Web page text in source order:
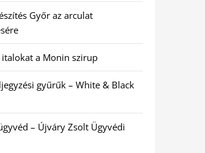
Győr az arculat
italokat a Monin szirup
gyűrűk – White & Black
– Újváry Zsolt Ügyvédi